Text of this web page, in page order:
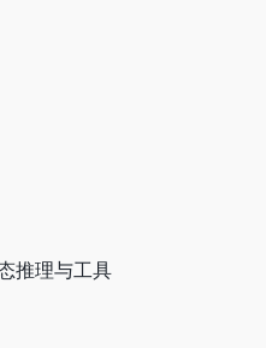
推理与工具